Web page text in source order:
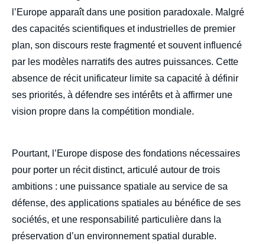
l’Europe apparaît dans une position paradoxale. Malgré
des capacités scientifiques et industrielles de premier
plan, son discours reste fragmenté et souvent influencé
par les modèles narratifs des autres puissances. Cette
absence de récit unificateur limite sa capacité à définir
ses priorités, à défendre ses intérêts et à affirmer une
vision propre dans la compétition mondiale.
Pourtant, l’Europe dispose des fondations nécessaires
pour porter un récit distinct, articulé autour de trois
ambitions : une puissance spatiale au service de sa
défense, des applications spatiales au bénéfice de ses
sociétés, et une responsabilité particulière dans la
préservation d’un environnement spatial durable.